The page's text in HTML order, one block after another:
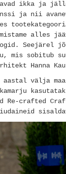
ikka ja
ja nii
alles
Seejärel
mis sobitub
Hanna
välja
Re-crafted